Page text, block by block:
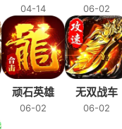
04-14 06-02
顽石英雄
06-02
无双战车
06-02